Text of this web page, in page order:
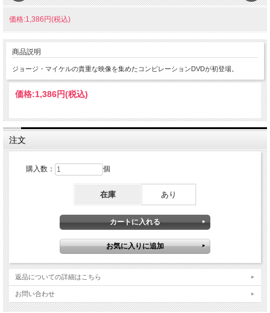
価格:1,386円(税込)
商品説明
ジョージ・マイケルの貴重な映像を集めたコンピレーションDVDが初登場。
価格:1,386円(税込)
注文
購入数： 個
在庫 あり
返品についての詳細はこちら
お問い合わせ